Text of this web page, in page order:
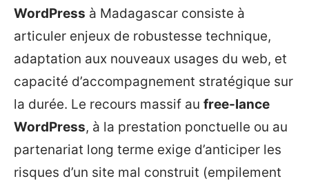
WordPress à Madagascar consiste à
articuler enjeux de robustesse technique,
adaptation aux nouveaux usages du web, et
capacité d’accompagnement stratégique sur
la durée. Le recours massif au free-lance
WordPress, à la prestation ponctuelle ou au
partenariat long terme exige d’anticiper les
risques d’un site mal construit (empilement